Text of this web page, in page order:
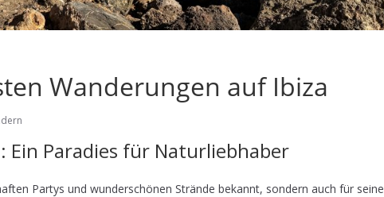
Wanderungen auf Ibiza
Ein Paradies für Naturliebhaber
Partys und wunderschönen Strände bekannt, sondern auch für seine